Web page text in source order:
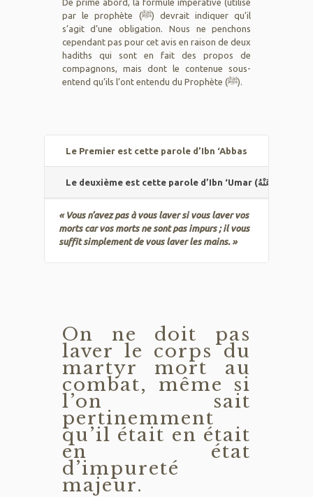
par le prophète (ﷺ) devrait indiquer qu’il
s’agit d’une obligation. Nous ne penchons
cependant pas pour cet avis en raison de deux
hadiths qui sont en fait des propos de
compagnons, mais dont le contenue sous-
entend qu’ils l’ont entendu du Prophète (ﷺ).
Le Premier est cette parole d’Ibn ‘Abbas
« Vous n’avez pas à vous laver si vous laver vos
morts car vos morts ne sont pas impurs ; il vous
suffit simplement de vous laver les mains. »
On ne doit pas
laver le corps du
martyr mort au
combat, même si
l’on sait
pertinemment
qu’il était en était
en état
d’impureté
majeur.